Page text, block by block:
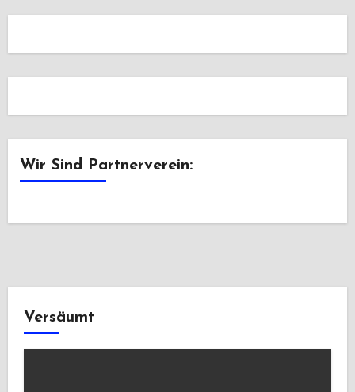
Wir Sind Partnerverein:
Versäumt